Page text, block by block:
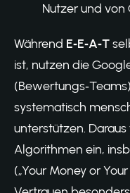
Nutzer und von
Während E‑E‑A‑T
ist, nutzen die
systematisch
unterstützen.
Algorithmen ein,
(„Your Money or